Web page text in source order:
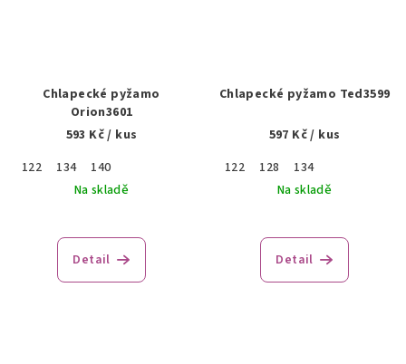
Chlapecké pyžamo
Orion3601
593 Kč/ kus
122
134
140
Na skladě
Detail
Chlapecké pyžamo Ted3599
597 Kč/ kus
122
128
134
Na skladě
Detail